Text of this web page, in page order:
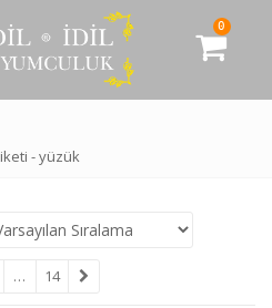
0
-yüzük
… 14